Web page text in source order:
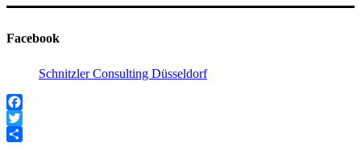
Facebook
Schnitzler Consulting Düsseldorf
Facebook
Twitter